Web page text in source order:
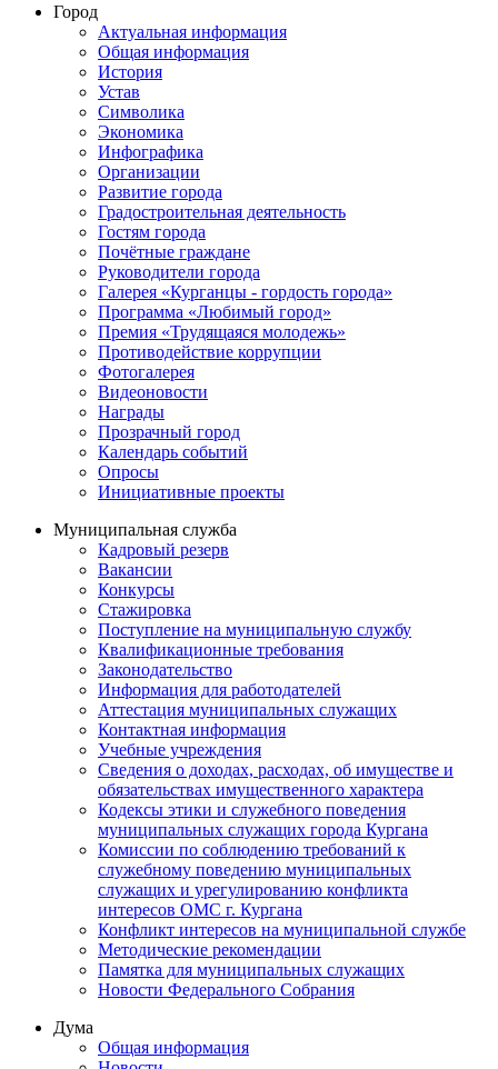
Город
Актуальная информация
Общая информация
История
Устав
Символика
Экономика
Инфографика
Организации
Развитие города
Градостроительная деятельность
Гостям города
Почётные граждане
Руководители города
Галерея «Курганцы - гордость города»
Программа «Любимый город»
Премия «Трудящаяся молодежь»
Противодействие коррупции
Фотогалерея
Видеоновости
Награды
Прозрачный город
Календарь событий
Опросы
Инициативные проекты
Муниципальная служба
Кадровый резерв
Вакансии
Конкурсы
Стажировка
Поступление на муниципальную службу
Квалификационные требования
Законодательство
Информация для работодателей
Аттестация муниципальных служащих
Контактная информация
Учебные учреждения
Сведения о доходах, расходах, об имуществе и
обязательствах имущественного характера
Кодексы этики и служебного поведения
муниципальных служащих города Кургана
Комиссии по соблюдению требований к
служебному поведению муниципальных
служащих и урегулированию конфликта
интересов ОМС г. Кургана
Конфликт интересов на муниципальной службе
Методические рекомендации
Памятка для муниципальных служащих
Новости Федерального Cобрания
Дума
Общая информация